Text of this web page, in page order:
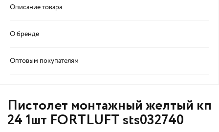
Описание товара
О бренде
Оптовым покупателям
Пистолет монтажный желтый кп
24 1шт FORTLUFT sts032740